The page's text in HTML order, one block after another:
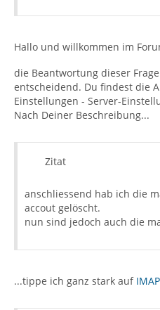
Hallo und willkommen im
die Beantwortung dieser
entscheidend. Du findest die
Einstellungen - Server-
Nach Deiner Beschreibung...
Zitat
anschliessend hab ich die
accout gelöscht.
nun sind jedoch auch die
...tippe ich ganz stark auf IMAP